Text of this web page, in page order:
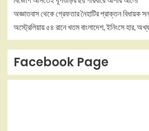
অজ্ঞাতবাস থেকে গ্রেফতার নৈহাটির প্রাক্তন বিধায়ক
অস্ট্রেলিয়ায় ৫৪ রানে খতম বাংলাদেশ, ইনিংসে হার,
Facebook Page